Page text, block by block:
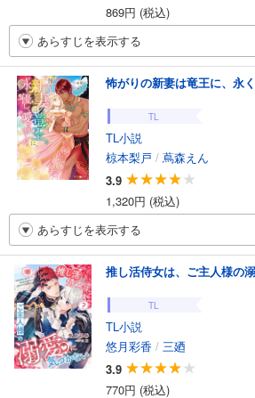
869円 (税込)
あらすじを表示する
怖がりの新妻は竜王に、永
TL
TL小説
椋本梨戸 / 蔦森えん
3.9
1,320円 (税込)
あらすじを表示する
推し活侍女は、ご主人様の
TL
TL小説
悠月彩香 / 三廼
3.9
770円 (税込)